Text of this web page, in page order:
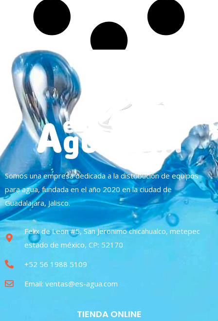
Somos una empresa dedicada a la distribución de equipos
para agua, fundada en el año 2020 en la ciudad de
Guadalajara, Jalisco.
Felix de Leon #5, San Jeronimo chicahualco, metepec
estado de méxico, CP: 52170
+52 56 1988 5109
Email: ventas@es-agua.com
TIENDA ONLINE